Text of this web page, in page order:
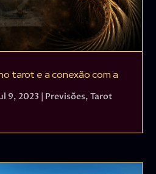
tarot e a conexão com a
9, 2023 Previsões,Tarot